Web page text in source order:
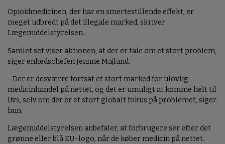
Opioidmedicinen, der har en smertestillende effekt, er
meget udbredt på det illegale marked, skriver
Lægemiddelstyrelsen.
Samlet set viser aktionen, at der er tale om et stort problem,
siger enhedschefen Jeanne Majland.
- Der er desværre fortsat et stort marked for ulovlig
medicinhandel på nettet, og det er umuligt at komme helt til
livs, selv om der er et stort globalt fokus på problemet, siger
hun.
Lægemiddelstyrelsen anbefaler, at forbrugere ser efter det
grønne eller blå EU-logo, når de køber medicin på nettet.